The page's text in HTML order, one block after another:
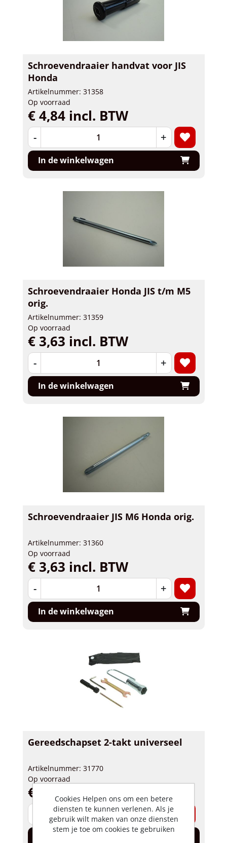
Schroevendraaier handvat voor JIS
Honda
Artikelnummer: 31358
Op voorraad
€ 4,84 incl. BTW
- +
In de winkelwagen
Schroevendraaier Honda JIS t/m M5
orig.
Artikelnummer: 31359
Op voorraad
€ 3,63 incl. BTW
- +
In de winkelwagen
Schroevendraaier JIS M6 Honda orig.
Artikelnummer: 31360
Op voorraad
€ 3,63 incl. BTW
- +
In de winkelwagen
Gereedschapset 2-takt universeel
Artikelnummer: 31770
Op voorraad
€ 9,50 incl. BTW
+
In de winkelwagen
Cookies Helpen ons om een betere
diensten te kunnen verlenen. Als je
gebruik wilt maken van onze diensten
stem je toe om cookies te gebruiken